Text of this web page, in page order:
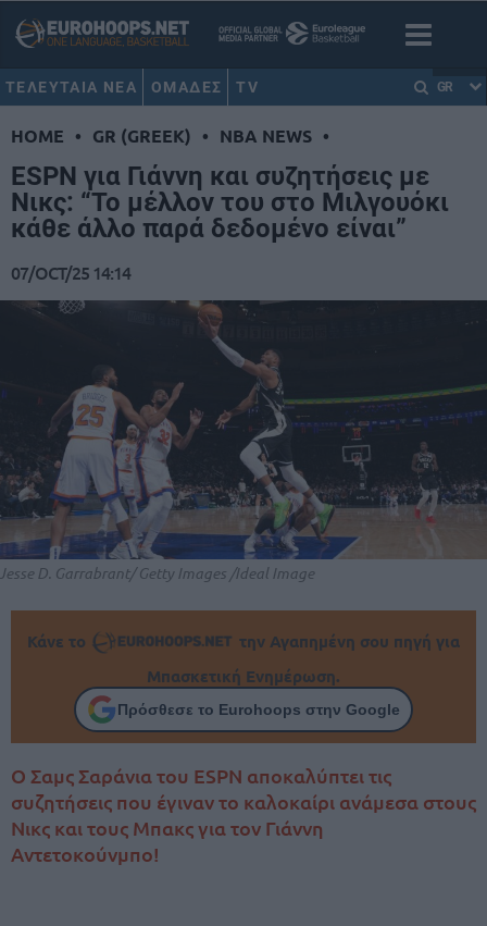
ΤΕΛΕΥΤΑΙΑ ΝΕΑ ΟΜΑΔΕΣ TV GR
HOME • GR (GREEK) • NBA NEWS •
ESPN για Γιάννη και συζητήσεις με
Νικς: “Το μέλλον του στο Μιλγουόκι
κάθε άλλο παρά δεδομένο είναι”
07/OCT/25 14:14
D. Garrabrant/ Getty Images /Ideal Image
Κάνε το
την Αγαπημένη σου πηγή για
Μπασκετική Ενημέρωση.
Πρόσθεσε το Eurohoops στην Google
Ο Σαμς Σαράνια του ESPN αποκαλύπτει τις
συζητήσεις που έγιναν το καλοκαίρι ανάμεσα στους
Νικς και τους Μπακς για τον Γιάννη
Αντετοκούνμπο!